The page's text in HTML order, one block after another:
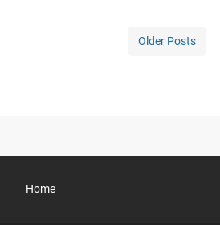
Older Posts
Home